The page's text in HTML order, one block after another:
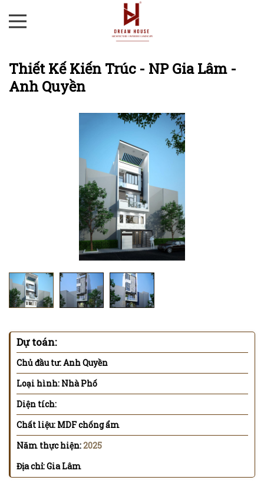
Thiết Kế Kiến Trúc - NP Gia Lâm -
Anh Quyền
Dự toán:
Chủ đầu tư: Anh Quyền
Loại hình: Nhà Phố
Diện tích:
Chất liệu: MDF chống ẩm
Năm thực hiện:2025
Địa chỉ: Gia Lâm